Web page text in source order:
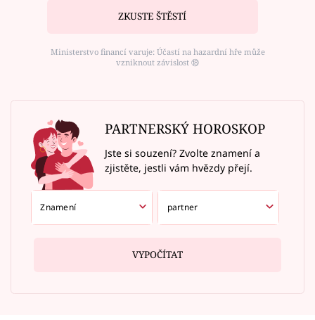
ZKUSTE ŠTĚSTÍ
Ministerstvo financí varuje: Účastí na hazardní hře může
vzniknout závislost ⑱
PARTNERSKÝ HOROSKOP
Jste si souzení? Zvolte znamení a
zjistěte, jestli vám hvězdy přejí.
VYPOČÍTAT